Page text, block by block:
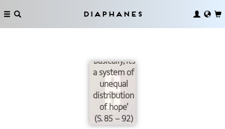
Diaphanes
‘Basically, it’s
a system of
unequal
distribution
of hope’
(S. 85 – 92)